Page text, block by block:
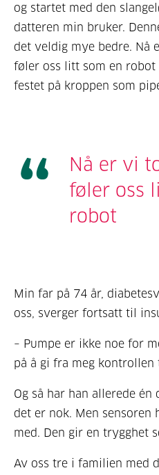
og startet med den
datteren min bruker.
det veldig mye bedre. Nå
føler oss litt som en
festet på kroppen som
Nå er vi
føler oss
robot
Min far på 74 år,
oss, sverger fortsatt til
– Pumpe er ikke noe for
på å gi fra meg kontrollen
Og så har han allerede
det er nok. Men
med. Den gir en trygghet
Av oss tre i familien med